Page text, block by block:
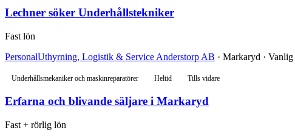
Lechner söker Underhållstekniker
Fast lön
PersonalUthyrning, Logistik & Service Anderstorp AB · Markaryd ·
Underhållsmekaniker och maskinreparatörer Heltid Tills vidare
Erfarna och blivande säljare i Markaryd
Fast + rörlig lön